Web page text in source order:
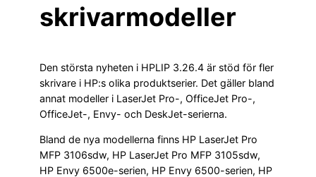
skrivarmodeller
Den största nyheten i HPLIP 3.26.4 är stöd för fler
skrivare i HP:s olika produktserier. Det gäller bland
annat modeller i LaserJet Pro-, OfficeJet Pro-,
OfficeJet-, Envy- och DeskJet-serierna.
Bland de nya modellerna finns HP LaserJet Pro
MFP 3106sdw, HP LaserJet Pro MFP 3105sdw,
HP Envy 6500e-serien, HP Envy 6500-serien, HP